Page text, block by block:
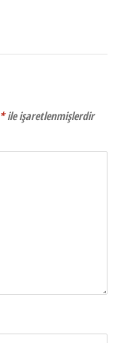
*ile işaretlenmişlerdir